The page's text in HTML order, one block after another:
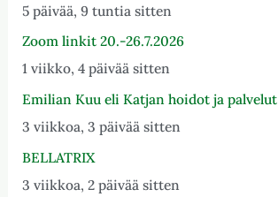
5 päivää, 9 tuntia sitten
Zoom linkit 20.-26.7.2026
1 viikko, 4 päivää sitten
Emilian Kuu eli Katjan hoidot ja palvelut
3 viikkoa, 3 päivää sitten
BELLATRIX
3 viikkoa, 2 päivää sitten